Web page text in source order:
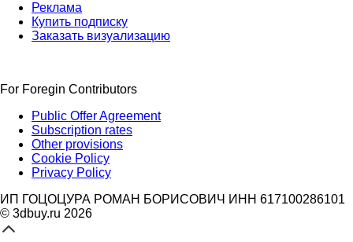
Реклама
Купить подписку
Заказать визуализацию
For Foregin Contributors
Public Offer Agreement
Subscription rates
Other provisions
Cookie Policy
Privacy Policy
ИП ГОЦОЦУРА РОМАН БОРИСОВИЧ ИНН 617100286101
© 3dbuy.ru 2026